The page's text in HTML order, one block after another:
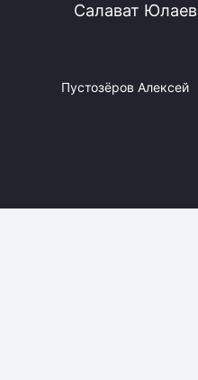
Салават Юлаев
Пустозёров Алексей